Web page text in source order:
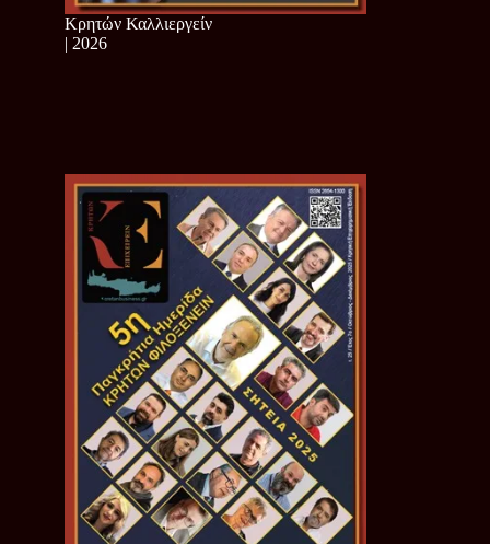
Κρητών Καλλιεργείν
| 2026